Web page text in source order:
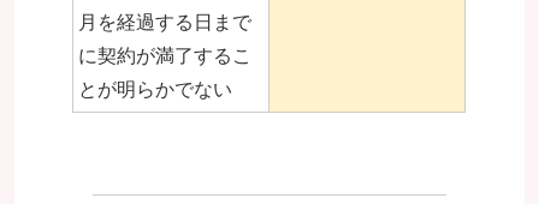
月を経過する日まで
に契約が満了するこ
とが明らかでない